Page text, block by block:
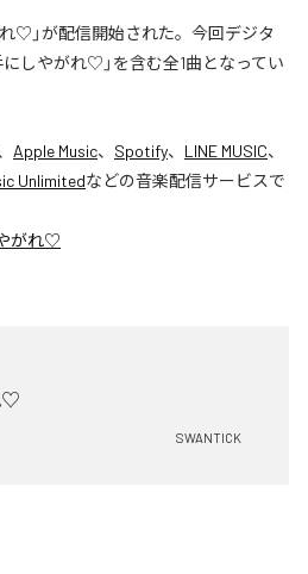
♡」が配信開始された。今回デジタ
しやがれ♡」を含む全1曲となってい
Apple Music、 Spotify、 LINE MUSIC、
Unlimitedなどの音楽配信サービスで
がれ♡
♡
SWANTICK